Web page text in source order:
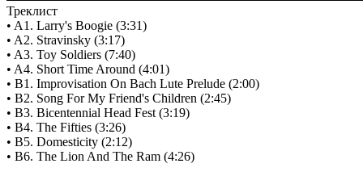
Треклист
• A1. Larry's Boogie (3:31)
• A2. Stravinsky (3:17)
• A3. Toy Soldiers (7:40)
• A4. Short Time Around (4:01)
• B1. Improvisation On Bach Lute Prelude (2:00)
• B2. Song For My Friend's Children (2:45)
• B3. Bicentennial Head Fest (3:19)
• B4. The Fifties (3:26)
• B5. Domesticity (2:12)
• B6. The Lion And The Ram (4:26)